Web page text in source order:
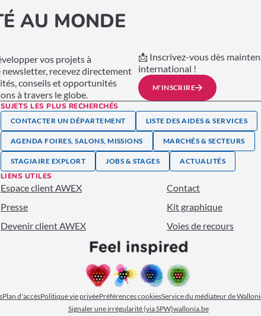
AU MONDE
vos projets à
recevez directement
conseils et opportunités
à travers le globe.
📩 Inscrivez-vous dès
international !
M'INSCRIRE
SUJETS LES PLUS RECHERCHÉS
CONTACTER UN DÉPARTEMENT LISTE DES AIDES & SERVICES
AGENDA FOIRES, SALONS, MISSIONS MARCHÉS & SECTEURS
STAGIAIRE EXPLORT JOBS & STAGES ACTUALITÉS
LIENS UTILES
Espace client AWEX
Contact
Presse
Kit graphique
Devenir client AWEX
Voies de recours
Plan d'accèsPolitique vie privéePréférences cookiesService du médiateur de
Signaler une irrégularité (via SPW)wallonia.be